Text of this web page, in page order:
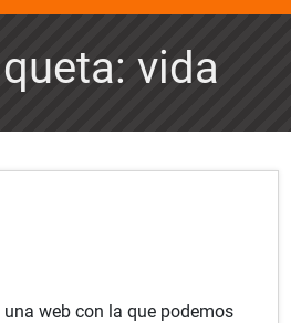
vida
una web con la que podemos